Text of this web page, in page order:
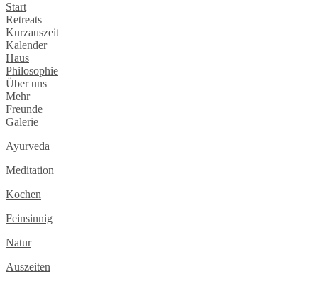
Start
Retreats
Kurzauszeit
Kalender
Haus
Philosophie
Über uns
Mehr
Freunde
Galerie
Ayurveda
Meditation
Kochen
Feinsinnig
Natur
Auszeiten